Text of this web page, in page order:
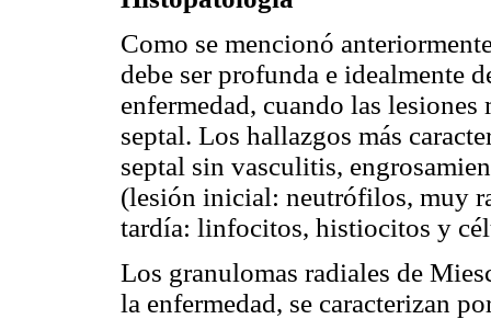
Como se mencionó
debe ser profunda e idealmente
enfermedad, cuando las
septal. Los hallazgos más
septal sin vasculitis,
(lesión inicial: neutrófilos, muy
tardía: linfocitos, histiocitos y
Los granulomas radiales de
la enfermedad, se caracterizan